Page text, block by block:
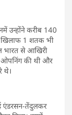
उन्होंने करीब 140
खिलाफ 1 शतक भी
भारत से आखिरी
ओपनिंग की थी और
थे।
एंडरसन-तेंदुलकर